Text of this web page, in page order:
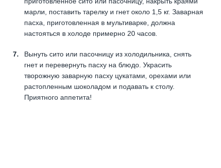
марли, поставить тарелку и гнет около 1,5 кг. Заварная
пасха, приготовленная в мультиварке, должна
настояться в холоде примерно 20 часов.
Вынуть сито или пасочницу из холодильника, снять
гнет и перевернуть пасху на блюдо. Украсить
творожную заварную пасху цукатами, орехами или
растопленным шоколадом и подавать к столу.
Приятного аппетита!